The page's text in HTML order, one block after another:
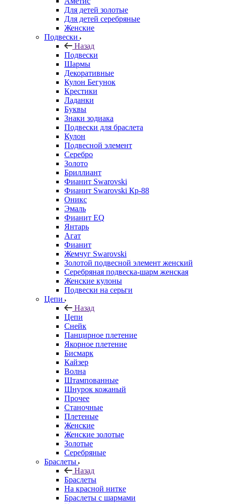
Для детей золотые
Для детей серебряные
Женские
Подвески
Назад
Подвески
Шармы
Декоративные
Кулон Бегунок
Крестики
Ладанки
Буквы
Знаки зодиака
Подвески для браслета
Кулон
Подвесной элемент
Серебро
Золото
Бриллиант
Фианит Swarovski
Фианит Swarovski Кр-88
Оникс
Эмаль
Фианит EQ
Янтарь
Агат
Фианит
Жемчуг Swarovski
Золотой подвесной элемент женcкий
Серебряная подвеска-шарм женская
Женские кулоны
Подвески на серьги
Цепи
Назад
Цепи
Снейк
Панцирное плетение
Якорное плетение
Бисмарк
Кайзер
Волна
Штампованные
Шнурок кожаный
Прочее
Станочные
Плетеные
Женские
Женские золотые
Золотые
Серебряные
Браслеты
Назад
Браслеты
На красной нитке
Браслеты с шармами